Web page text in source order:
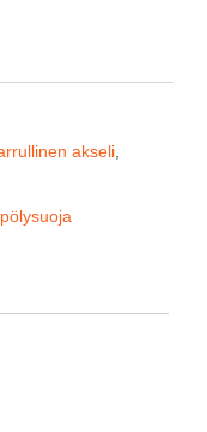
akseli,
pölysuoja